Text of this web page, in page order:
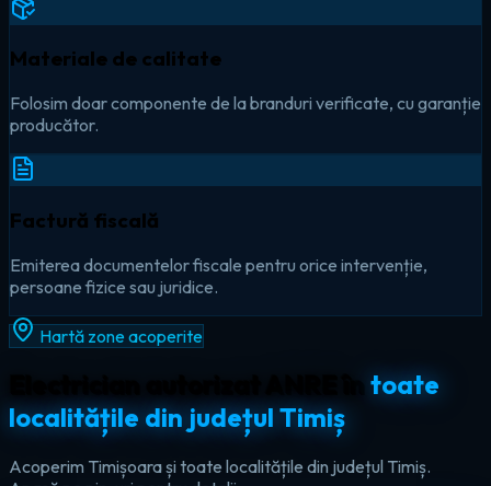
Materiale de calitate
Folosim doar componente de la branduri verificate, cu garanție
producător.
Factură fiscală
Emiterea documentelor fiscale pentru orice intervenție,
persoane fizice sau juridice.
Hartă zone acoperite
toate
localitățile din județul Timiș
Acoperim Timișoara și toate localitățile din județul Timiș.